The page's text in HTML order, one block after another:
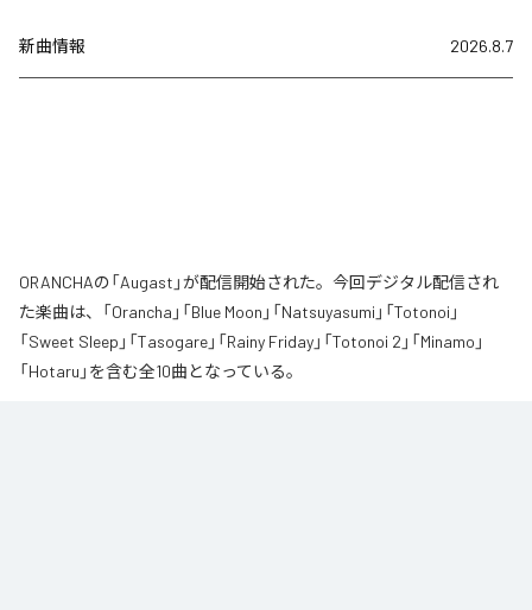
新曲情報 2026.8.7
ORANCHAの「Augast」が配信開始された。今回デジタル配信され
た楽曲は、「Orancha」「Blue Moon」「Natsuyasumi」「Totonoi」
「Sweet Sleep」「Tasogare」「Rainy Friday」「Totonoi 2」「Minamo」
「Hotaru」を含む全10曲となっている。